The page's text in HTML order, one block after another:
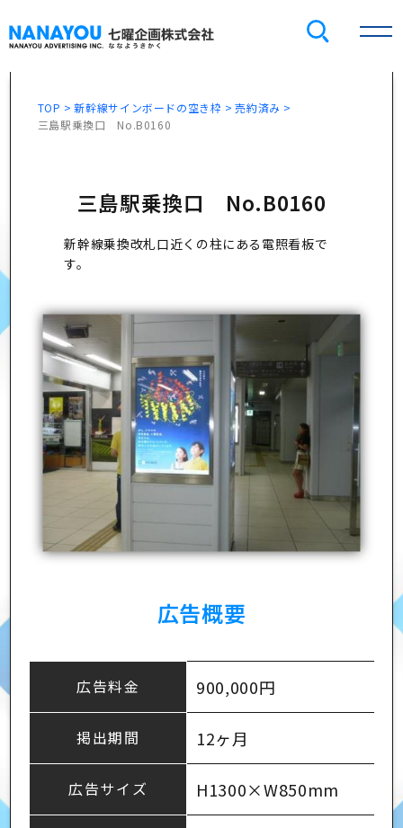
TOP 新幹線サインボードの空き枠
売約済み
三島駅乗換口 No.B0160
三島駅乗換口 No.B0160
新幹線乗換改札口近くの柱にある電照看板で
す。
広告概要
広告料金 900,000円
掲出期間 12ヶ月
広告サイズ H1300×W850mm